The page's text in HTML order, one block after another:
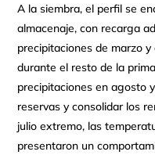
A la siembra, el perfil se
almacenaje, con recarga
precipitaciones de marzo
durante el resto de la
precipitaciones en agosto
reservas y consolidar los
julio extremo, las
presentaron un